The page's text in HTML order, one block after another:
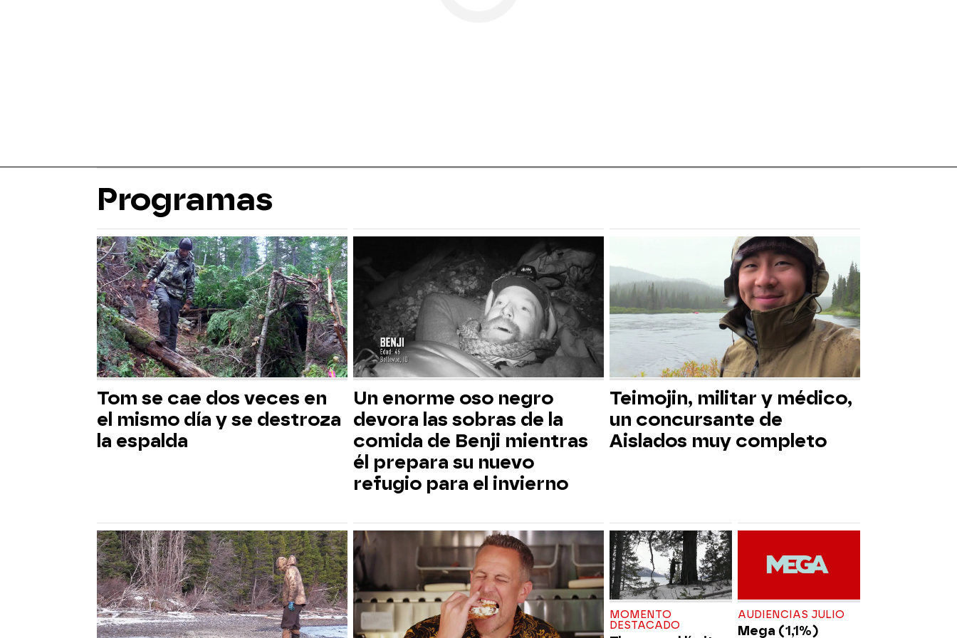
Programas
Tom se cae dos veces en
el mismo día y se destroza
la espalda
Un enorme oso negro
devora las sobras de la
comida de Benji mientras
él prepara su nuevo
refugio para el invierno
Teimojin, militar y médico,
un concursante de
Aislados muy completo
MOMENTO
DESTACADO
AUDIENCIAS JULIO
Mega (1,1%)